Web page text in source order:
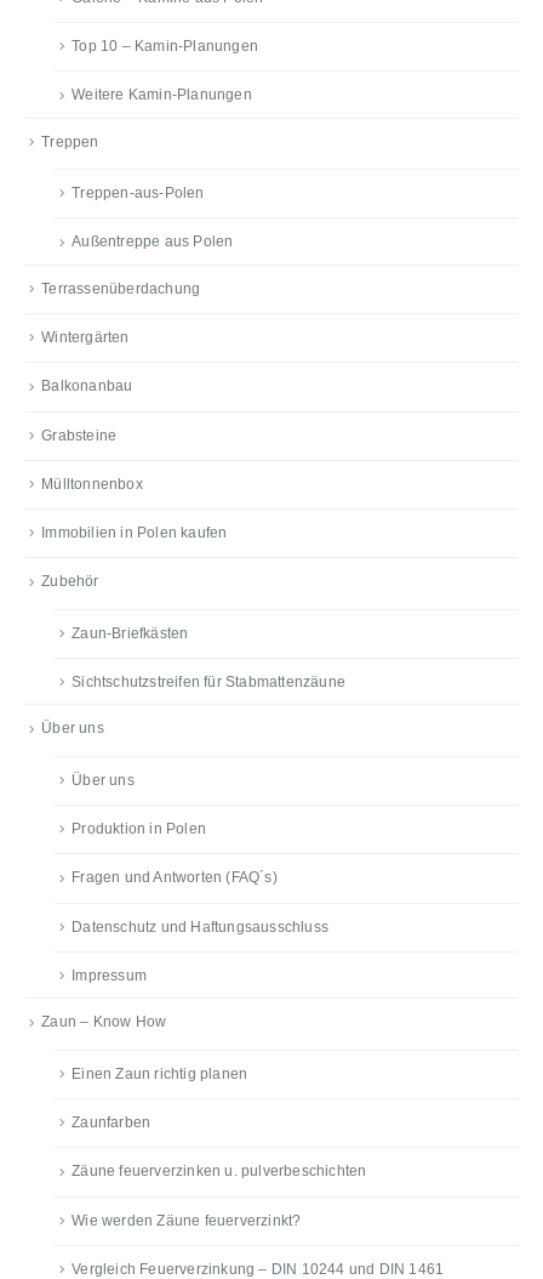
Top 10 – Kamin-Planungen
Weitere Kamin-Planungen
Treppen
Treppen-aus-Polen
Außentreppe aus Polen
Terrassenüberdachung
Wintergärten
Balkonanbau
Grabsteine
Mülltonnenbox
Immobilien in Polen kaufen
Zubehör
Zaun-Briefkästen
Sichtschutzstreifen für Stabmattenzäune
Über uns
Über uns
Produktion in Polen
Fragen und Antworten (FAQ´s)
Datenschutz und Haftungsausschluss
Impressum
Zaun – Know How
Einen Zaun richtig planen
Zaunfarben
Zäune feuerverzinken u. pulverbeschichten
Wie werden Zäune feuerverzinkt?
Vergleich Feuerverzinkung – DIN 10244 und DIN 1461